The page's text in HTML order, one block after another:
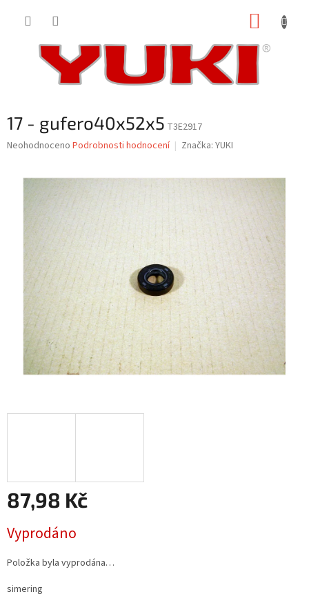
17 - gufero40x52x5 T3E2917
Průměrné
hvězdiček.
Neohodnoceno Podrobnosti hodnocení Značka: YUKI
87,98 Kč
cena:
Vyprodáno
Položka byla vyprodána…
simering